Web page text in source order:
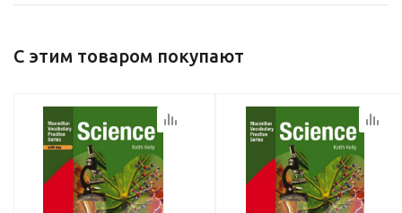
С этим товаром покупают